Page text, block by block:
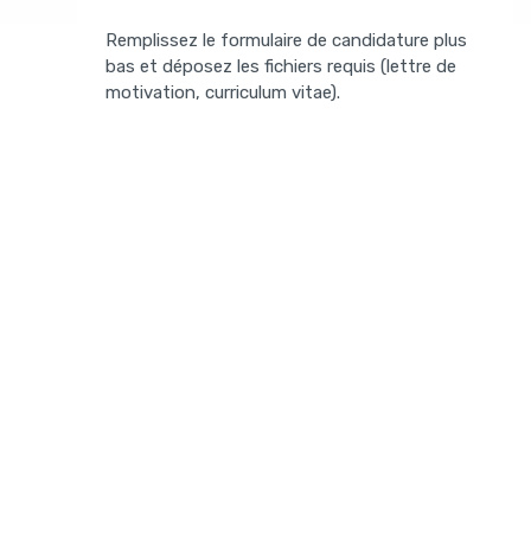
Remplissez le formulaire de candidature plus
bas et déposez les fichiers requis (lettre de
motivation, curriculum vitae).